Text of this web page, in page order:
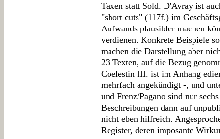
Taxen statt Sold. D'Avray ist
"short cuts" (117f.) im
Aufwands plausibler machen
verdienen. Konkrete Beispiele
machen die Darstellung aber
23 Texten, auf die Bezug
Coelestin III. ist im Anhang
mehrfach angekündigt -, und
und Frenz/Pagano sind nur
Beschreibungen dann auf
nicht eben hilfreich.
Register, deren imposante